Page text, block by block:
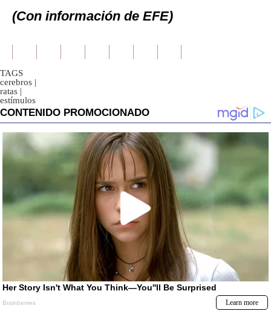
(Con información de EFE)
TAGS
cerebros |
ratas |
estímulos